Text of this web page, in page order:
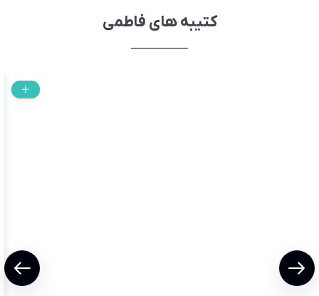
کتیبه های فاطمی